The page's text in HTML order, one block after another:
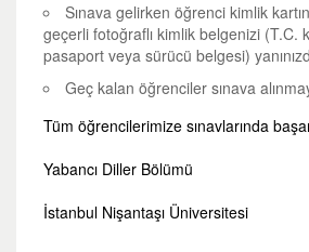
Sınava gelirken öğrenci kimlik
geçerli fotoğraflı kimlik belgenizi (T.C.
pasaport veya sürücü belgesi)
Geç kalan öğrenciler sınava
Tüm öğrencilerimize sınavlarında
Yabancı Diller Bölümü
İstanbul Nişantaşı Üniversitesi